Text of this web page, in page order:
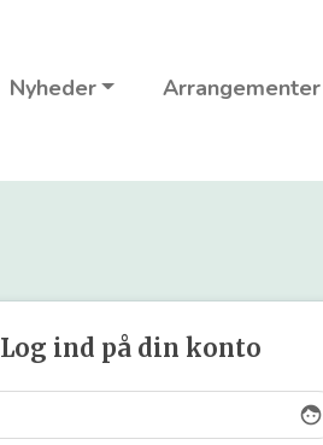
Nyheder Arrangementer
Log ind på din konto
face